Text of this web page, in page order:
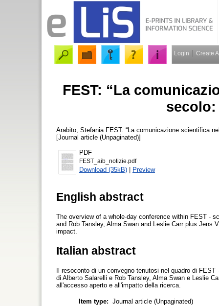
Login Create
FEST: “La
secolo:
Arabito, Stefania FEST: “La comunicazione scientifica
[Journal article (Unpaginated)]
PDF
FEST_aib_notizie.pdf
Download (35kB) | Preview
English abstract
The overview of a whole-day conference within FEST -
and Rob Tansley, Alma Swan and Leslie Carr plus Jens
impact.
Italian abstract
Il resoconto di un convegno tenutosi nel quadro di
di Alberto Salarelli e Rob Tansley, Alma Swan e Leslie
all'accesso aperto e all'impatto della ricerca.
Item type: Journal article (Unpaginated)